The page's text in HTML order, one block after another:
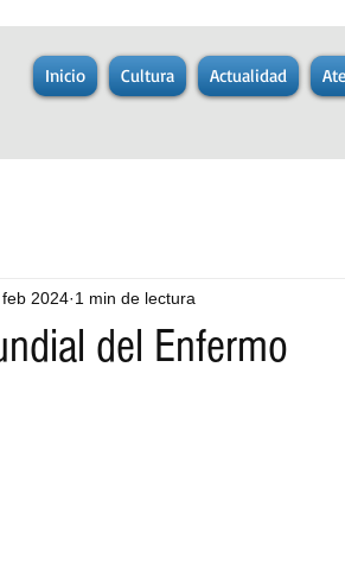
Inicio Cultura Actualidad
del Enfermo
feb 2024 1 min de lectura